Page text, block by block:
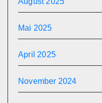
Mai 2025
April 2025
November 2024